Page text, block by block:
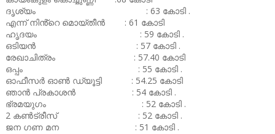
ദൃശ്യം : 63 കോടി .
എന്ന് നിൻ്റെ മൊയ്തീൻ : 61 കോടി
ഹൃദയം : 59 കോടി .
ഒടിയൻ : 57 കോടി .
രേഖാചിത്രം : 57.40 കോടി
ഒപ്പം : 55 കോടി .
ഓഫീസർ ഓൺ ഡ്യൂട്ടി : 54.25 കോടി
ഞാൻ പ്രകാശൻ : 54 കോടി .
ഭ്രമയുഗം : 52 കോടി .
2 കൺട്രീസ് : 52 കോടി .
ജന ഗണ മന : 51 കോടി .